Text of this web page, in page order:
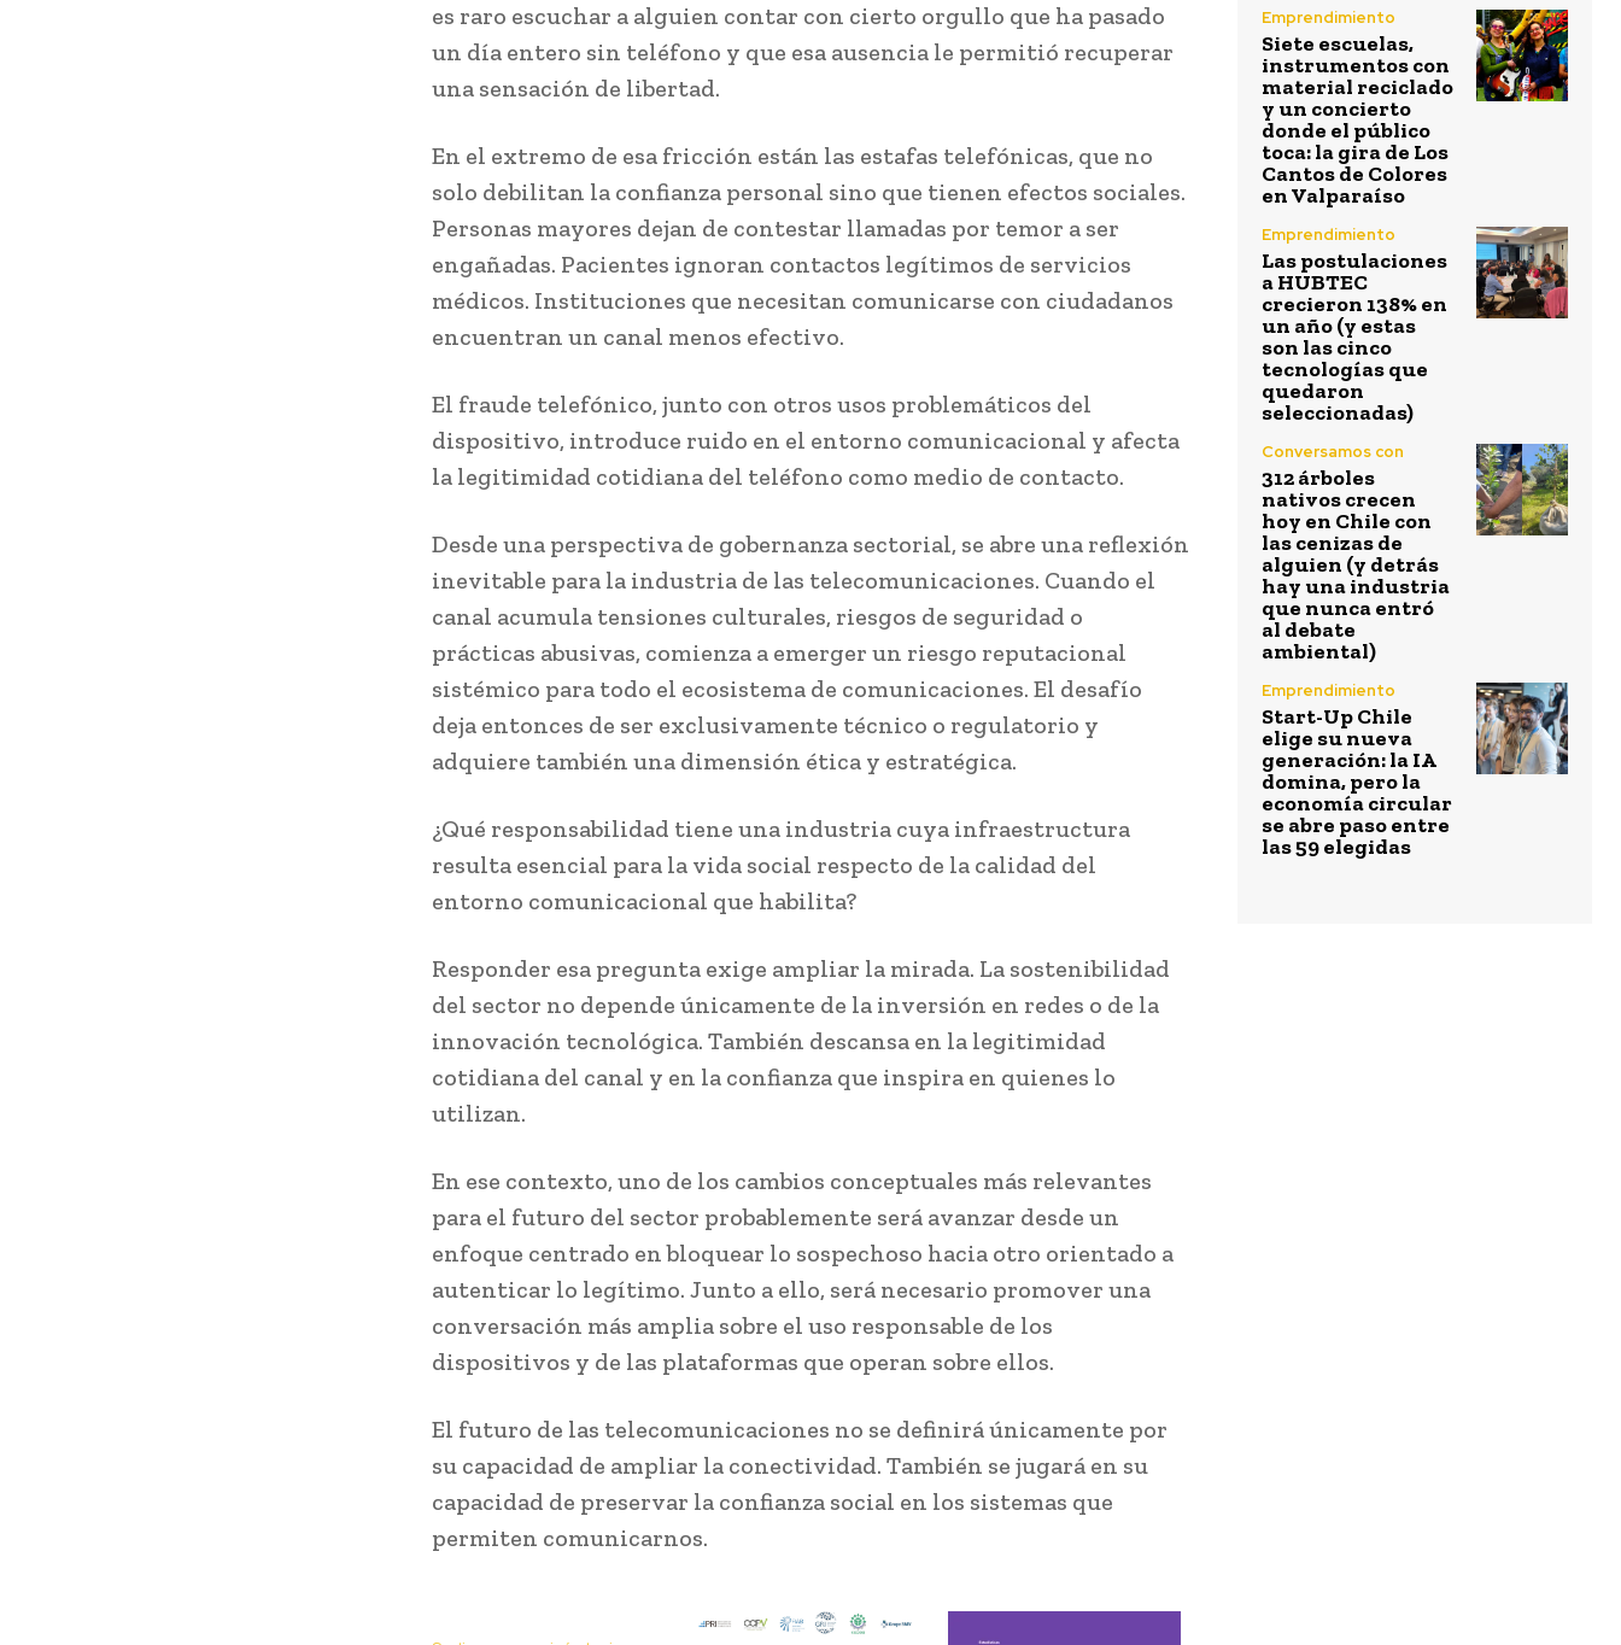
es raro escuchar a alguien contar con cierto orgullo que ha pasado
un día entero sin teléfono y que esa ausencia le permitió recuperar
una sensación de libertad.
En el extremo de esa fricción están las estafas telefónicas, que no
solo debilitan la confianza personal sino que tienen efectos sociales.
Personas mayores dejan de contestar llamadas por temor a ser
engañadas. Pacientes ignoran contactos legítimos de servicios
médicos. Instituciones que necesitan comunicarse con ciudadanos
encuentran un canal menos efectivo.
El fraude telefónico, junto con otros usos problemáticos del
dispositivo, introduce ruido en el entorno comunicacional y afecta
la legitimidad cotidiana del teléfono como medio de contacto.
Desde una perspectiva de gobernanza sectorial, se abre una reflexión
inevitable para la industria de las telecomunicaciones. Cuando el
canal acumula tensiones culturales, riesgos de seguridad o
prácticas abusivas, comienza a emerger un riesgo reputacional
sistémico para todo el ecosistema de comunicaciones. El desafío
deja entonces de ser exclusivamente técnico o regulatorio y
adquiere también una dimensión ética y estratégica.
¿Qué responsabilidad tiene una industria cuya infraestructura
resulta esencial para la vida social respecto de la calidad del
entorno comunicacional que habilita?
Responder esa pregunta exige ampliar la mirada. La sostenibilidad
del sector no depende únicamente de la inversión en redes o de la
innovación tecnológica. También descansa en la legitimidad
cotidiana del canal y en la confianza que inspira en quienes lo
utilizan.
En ese contexto, uno de los cambios conceptuales más relevantes
para el futuro del sector probablemente será avanzar desde un
enfoque centrado en bloquear lo sospechoso hacia otro orientado a
autenticar lo legítimo. Junto a ello, será necesario promover una
conversación más amplia sobre el uso responsable de los
dispositivos y de las plataformas que operan sobre ellos.
El futuro de las telecomunicaciones no se definirá únicamente por
su capacidad de ampliar la conectividad. También se jugará en su
capacidad de preservar la confianza social en los sistemas que
permiten comunicarnos.
Emprendimiento
Siete escuelas,
instrumentos con
material reciclado
y un concierto
donde el público
toca: la gira de Los
Cantos de Colores
en Valparaíso
Emprendimiento
Las postulaciones
a HUBTEC
crecieron 138% en
un año (y estas
son las cinco
tecnologías que
quedaron
seleccionadas)
Conversamos con
312 árboles
nativos crecen
hoy en Chile con
las cenizas de
alguien (y detrás
hay una industria
que nunca entró
al debate
ambiental)
Emprendimiento
Start-Up Chile
elige su nueva
generación: la IA
domina, pero la
economía circular
se abre paso entre
las 59 elegidas